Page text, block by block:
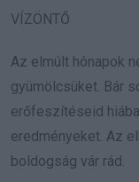
VÍZÖNTŐ
Az elmúlt hónapok
gyümölcsüket. Bár
erőfeszítéseid
eredményeket. Az
boldogság vár rád.